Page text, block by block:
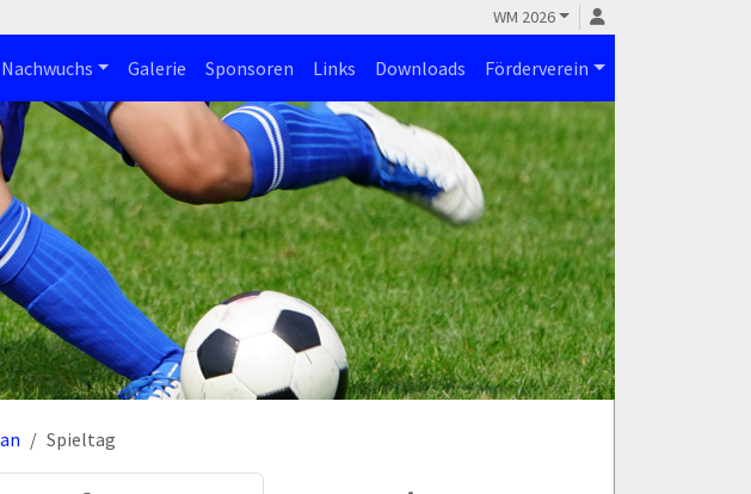
WM 2026
Nachwuchs Galerie Sponsoren Links Downloads Förderverein
Spieltag